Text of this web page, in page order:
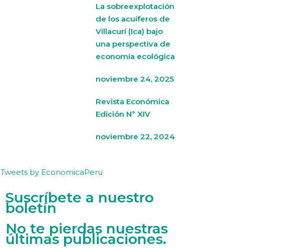
La sobreexplotación
de los acuíferos de
Villacurí (Ica) bajo
una perspectiva de
economía ecológica
noviembre 24, 2025
Revista Económica
Edición N° XIV
noviembre 22, 2024
Tweets by EconomicaPeru
Suscríbete a nuestro
boletín
No te pierdas nuestras
últimas publicaciones.